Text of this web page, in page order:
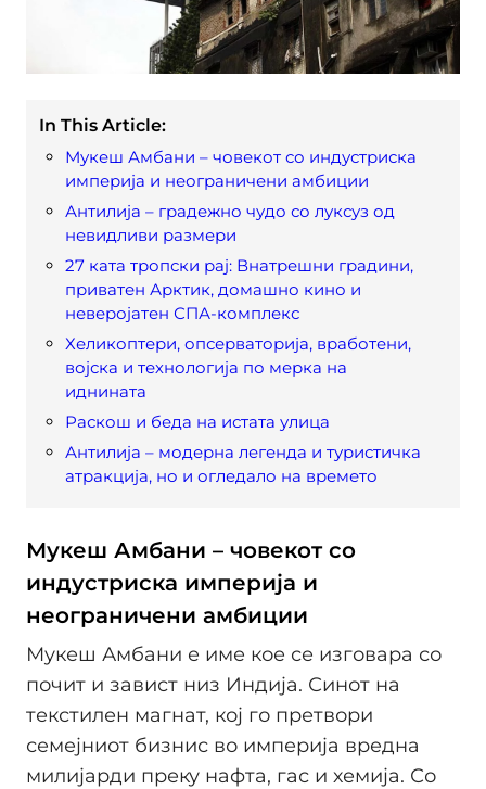
In This Article:
Мукеш Амбани – човекот со индустриска
империја и неограничени амбиции
Антилија – градежно чудо со луксуз од
невидливи размери
27 ката тропски рај: Внатрешни градини,
приватен Арктик, домашно кино и
неверојатен СПА-комплекс
Хеликоптери, опсерваторија, вработени,
војска и технологија по мерка на
иднината
Раскош и беда на истата улица
Антилија – модерна легенда и туристичка
атракција, но и огледало на времето
Мукеш Амбани – човекот со
индустриска империја и
неограничени амбиции
Мукеш Амбани е име кое се изговара со
почит и завист низ Индија. Синот на
текстилен магнат, кој го претвори
семејниот бизнис во империја вредна
милијарди преку нафта, гас и хемија. Со